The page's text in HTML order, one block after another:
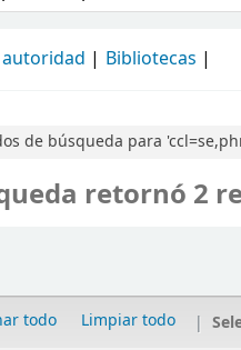
Bibliotecas
de búsqueda para
retornó 2
todo Limpiar todo